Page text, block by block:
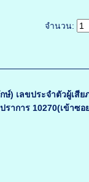
จำนวน:
) เลขประจำตัวผู้เสี
ราการ 10270(เข้าซอ